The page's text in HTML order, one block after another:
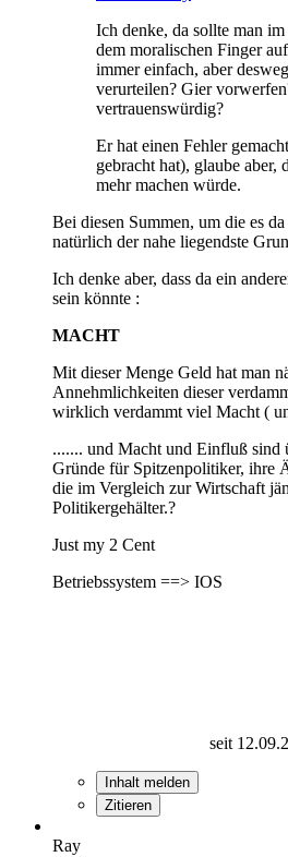
Ich denke, da sollte man
dem moralischen Finger
immer einfach, aber
verurteilen? Gier
vertrauenswürdig?
Er hat einen Fehler
gebracht hat), glaube aber,
mehr machen würde.
Bei diesen Summen, um die es
natürlich der nahe liegendste
Ich denke aber, dass da ein
sein könnte :
MACHT
Mit dieser Menge Geld hat man
Annehmlichkeiten dieser
wirklich verdammt viel Macht (
....... und Macht und Einfluß sind
Gründe für Spitzenpolitiker, ihre
die im Vergleich zur Wirtschaft
Politikergehälter.?
Just my 2 Cent
Betriebssystem ==> IOS
seit
Inhalt melden
Zitieren
Ray